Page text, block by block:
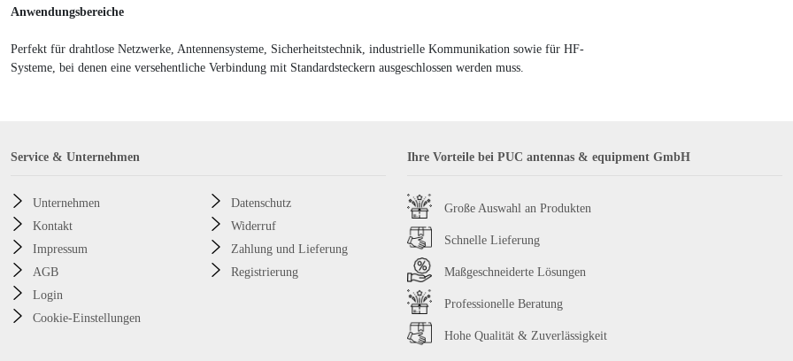
Anwendungsbereiche
Perfekt für drahtlose Netzwerke, Antennensysteme, Sicherheitstechnik, industrielle Kommunikation sowie für HF-
Systeme, bei denen eine versehentliche Verbindung mit Standardsteckern ausgeschlossen werden muss.
Service & Unternehmen
Unternehmen
Kontakt
Impressum
AGB
Login
Cookie-Einstellungen
Datenschutz
Widerruf
Zahlung und Lieferung
Registrierung
Ihre Vorteile bei PUC antennas & equipment GmbH
Große Auswahl an Produkten
Schnelle Lieferung
Maßgeschneiderte Lösungen
Professionelle Beratung
Hohe Qualität & Zuverlässigkeit